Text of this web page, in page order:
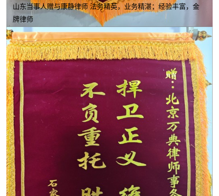
山东当事人赠与康静律师 法务精英，业务精湛；经验丰富，金
牌律师